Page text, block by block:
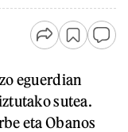
eguerdian
sutea.
eta Obanos